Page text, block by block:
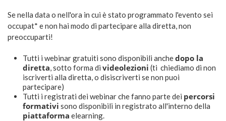
Se nella data o nell'ora in cui è stato programmato l'evento sei
occupat* e non hai modo di partecipare alla diretta, non
preoccuparti!
Tutti i webinar gratuiti sono disponibili anchedopo la
diretta, sotto forma di videolezioni (ti chiediamo di non
iscriverti alla diretta, o disiscriverti se non puoi
partecipare)
Tutti i registrati dei webinar che fanno parte dei percorsi
formativi sono disponibili in registrato all'interno della
piattaforma elearning.